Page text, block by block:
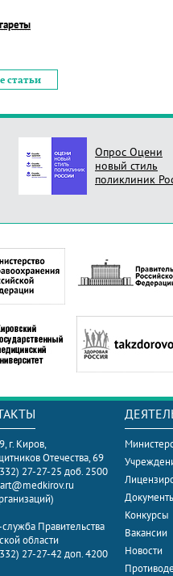
статьи
Опрос Оцени
новый стиль
поликлиник
г. Киров,
Отечества, 69
27-27-25 доб. 2500
Правительства
области
27-27-42 доп. 4200
Конкурсы
Вакансии
Новости